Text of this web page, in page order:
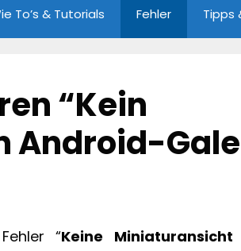
To’s & Tutorials Fehler Tipps
“Kein
Android-
“Keine